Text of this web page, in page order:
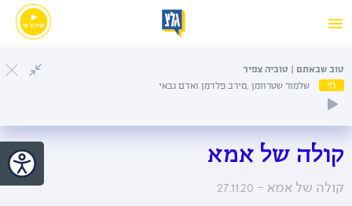
טוב שבאתם | טוביה צפיר
חי שלמור שטרוזמן ,מירב פלדמן ואדם גבאי
קולה של אמא
קולה של אמא - 27.11.20